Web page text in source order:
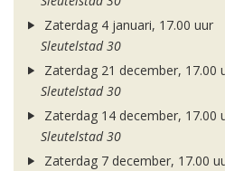
Zaterdag 4 januari, 17.00 uur
Sleutelstad 30
Zaterdag 21 december, 17.00
Sleutelstad 30
Zaterdag 14 december, 17.00
Sleutelstad 30
Zaterdag 7 december, 17.00